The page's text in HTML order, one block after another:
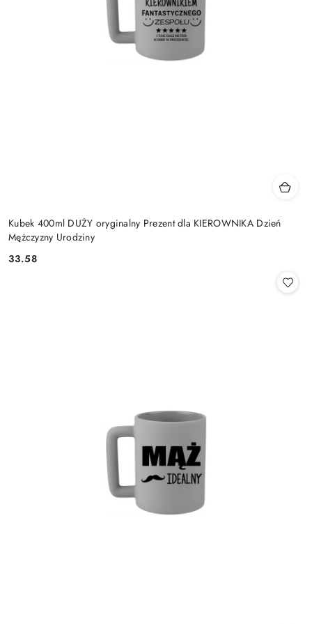
Kubek 400ml DUŻY oryginalny Prezent dla KIEROWNIKA Dzień
Mężczyzny Urodziny
Cena:
33.58